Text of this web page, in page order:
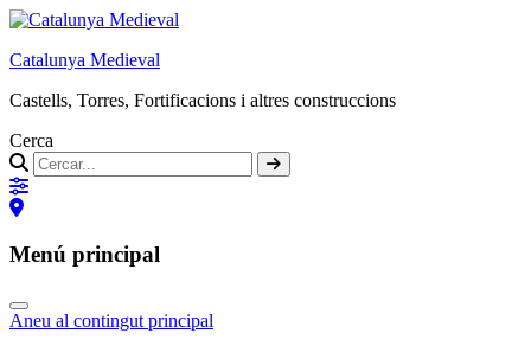
Catalunya Medieval
Castells, Torres, Fortificacions i altres construccions
Cerca
Menú principal
Aneu al contingut principal